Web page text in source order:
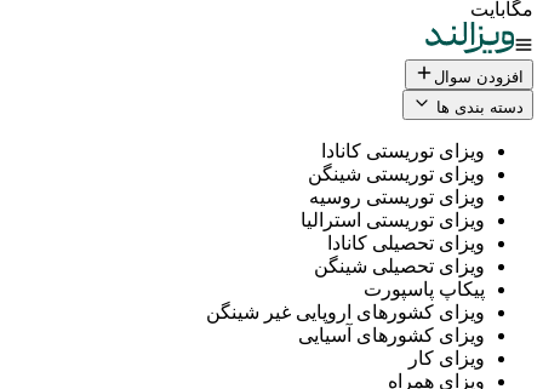
ها
توریستی کانادا
توریستی شینگن
توریستی روسیه
توریستی استرالیا
تحصیلی کانادا
تحصیلی شینگن
پاسپورت
کشورهای اروپایی غیر شینگن
کشورهای آسیایی
کار
همراه